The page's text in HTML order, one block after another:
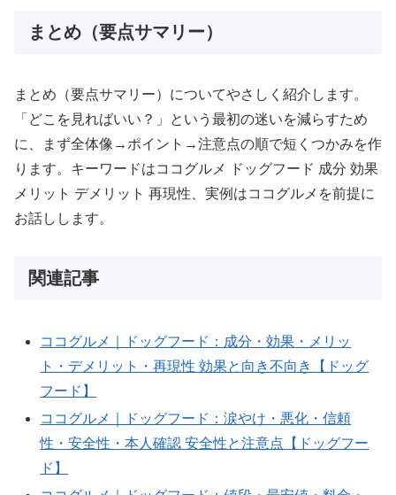
まとめ（要点サマリー）
まとめ（要点サマリー）についてやさしく紹介します。
「どこを見ればいい？」という最初の迷いを減らすため
に、まず全体像→ポイント→注意点の順で短くつかみを作
ります。キーワードはココグルメ ドッグフード 成分 効果
メリット デメリット 再現性、実例はココグルメを前提に
お話しします。
AIPW-
4o-
tokens=1071;
when=2025-
13T03:25:04Z;
slug=kokogurume-
関連記事
ココグルメ｜ドッグフード：成分・効果・メリッ
ト・デメリット・再現性 効果と向き不向き【ドッグ
フード】
ココグルメ｜ドッグフード：涙やけ・悪化・信頼
性・安全性・本人確認 安全性と注意点【ドッグフー
ド】